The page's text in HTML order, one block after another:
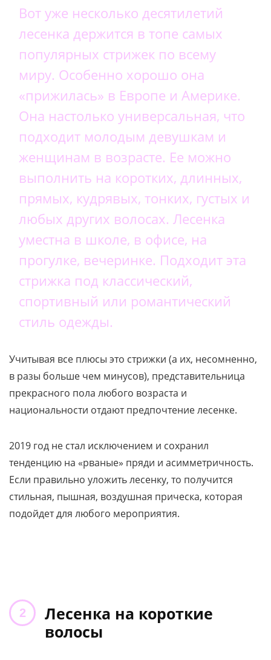
Вот уже несколько десятилетий
лесенка держится в топе самых
популярных стрижек по всему
миру. Особенно хорошо она
«прижилась» в Европе и Америке.
Она настолько универсальная, что
подходит молодым девушкам и
женщинам в возрасте. Ее можно
выполнить на коротких, длинных,
прямых, кудрявых, тонких, густых и
любых других волосах. Лесенка
уместна в школе, в офисе, на
прогулке, вечеринке. Подходит эта
стрижка под классический,
спортивный или романтический
стиль одежды.
Учитывая все плюсы это стрижки (а их, несомненно,
в разы больше чем минусов), представительница
прекрасного пола любого возраста и
национальности отдают предпочтение лесенке.
2019 год не стал исключением и сохранил
тенденцию на «рваные» пряди и асимметричность.
Если правильно уложить лесенку, то получится
стильная, пышная, воздушная прическа, которая
подойдет для любого мероприятия.
Лесенка на короткие
волосы